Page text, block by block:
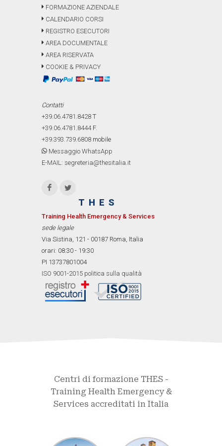
FORMAZIONE AZIENDALE
CALENDARIO CORSI
REGISTRO ESECUTORI
AREA DOCUMENTALE
AREA RISERVATA
COOKIE & PRIVACY
Contatti
+39.06.4781.8428 T
+39.06.4781.8444F.
+39.393.739.6808 mobile
Messaggio WhatsApp
E-MAIL: segreteria@thesitalia.it
THES
Training Health Emergency & Services
sede legale
Via Sistina, 121 - 00187 Roma, Italia
orari: 08:30 - 19:30
PI 13737801004
ISO 9001-2015 politica sulla qualità
Centri di formazione THES -
Training Health Emergency &
Services accreditati in Italia